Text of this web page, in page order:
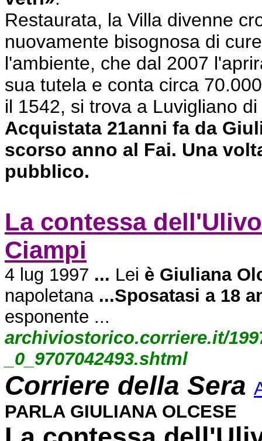
Restaurata, la Villa divenne
nuovamente bisognosa di
l'ambiente, che dal 2007
sua tutela e conta circa
il 1542, si trova a Luvigliano
Acquistata 21anni fa da
scorso anno al Fai. Una
pubblico.
La contessa
Ciampi
4 lug 1997 ... Lei è Giuliana
napoletana ...Sposatasi a 18
esponente ...
archiviostorico.corriere.it/
_0_9707042493.shtml
Corriere della Sera
PARLA GIULIANA OLCESE